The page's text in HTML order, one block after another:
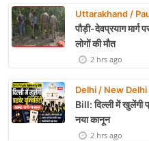
Uttarakhand /
पौड़ी-देवप्रयाग मार्ग
लोगों की मौत
2 hrs ago
Delhi / New Delhi
Bill: दिल्ली में खुलेंगी
नया कानून
2 hrs ago